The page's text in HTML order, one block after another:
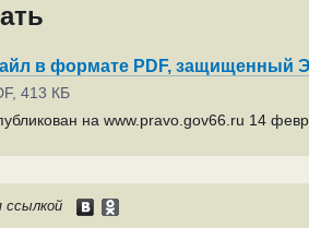
в формате PDF, защищенный
413 КБ
на www.pravo.gov66.ru 14
ссылкой